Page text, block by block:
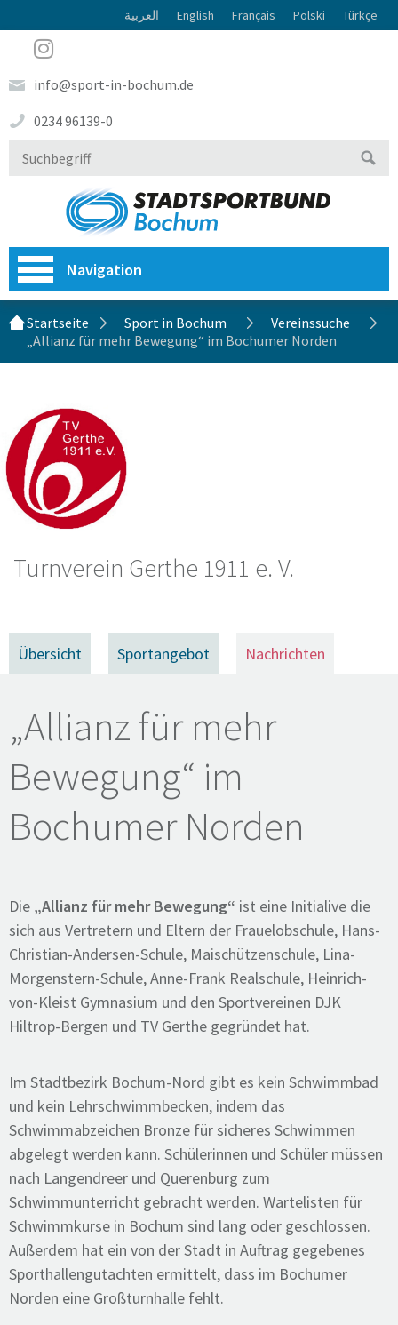
العربية English Français Polski Türkçe
info@sport-in-bochum.de
0234 96139-0
Navigation
Startseite Sport in Bochum
Vereinssuche
„Allianz für mehr Bewegung“ im Bochumer Norden
Turnverein Gerthe 1911 e. V.
Übersicht Sportangebot Nachrichten
„Allianz für mehr
Bewegung“ im
Bochumer Norden
Die „Allianz für mehr Bewegung“ ist eine Initialive die
sich aus Vertretern und Eltern der Frauelobschule, Hans-
Christian-Andersen-Schule, Maischützenschule, Lina-
Morgenstern-Schule, Anne-Frank Realschule, Heinrich-
von-Kleist Gymnasium und den Sportvereinen DJK
Hiltrop-Bergen und TV Gerthe gegründet hat.
Im Stadtbezirk Bochum-Nord gibt es kein Schwimmbad
und kein Lehrschwimmbecken, indem das
Schwimmabzeichen Bronze für sicheres Schwimmen
abgelegt werden kann. Schülerinnen und Schüler müssen
nach Langendreer und Querenburg zum
Schwimmunterricht gebracht werden. Wartelisten für
Schwimmkurse in Bochum sind lang oder geschlossen.
Außerdem hat ein von der Stadt in Auftrag gegebenes
Sporthallengutachten ermittelt, dass im Bochumer
Norden eine Großturnhalle fehlt.